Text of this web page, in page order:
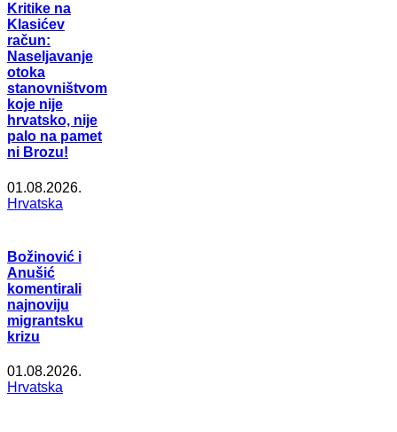
Kritike na
Klasićev
račun:
Naseljavanje
otoka
stanovništvom
koje nije
hrvatsko, nije
palo na pamet
ni Brozu!
01.08.2026.
Hrvatska
Božinović i
Anušić
komentirali
najnoviju
migrantsku
krizu
01.08.2026.
Hrvatska